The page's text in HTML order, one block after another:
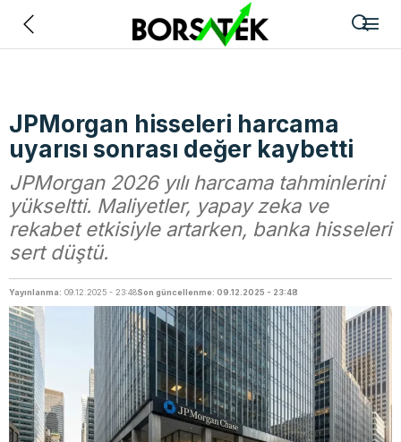
JPMorgan hisseleri harcama
uyarısı sonrası değer kaybetti
JPMorgan 2026 yılı harcama tahminlerini
yükseltti. Maliyetler, yapay zeka ve
rekabet etkisiyle artarken, banka hisseleri
sert düştü.
Yayınlanma: 09.12.2025 - 23:48Son güncellenme: 09.12.2025 - 23:48